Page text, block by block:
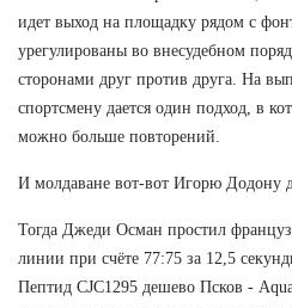
идет выход на площадку рядом с
урегулированы во внесудебном
сторонами друг против друга. На
спортсмену дается один подход, в
можно больше повторений.
И молдаване вот-вот Игорю Додону
Тогда Джеди Осман простил
линии при счёте 77:75 за 12,5
Пептид CJC1295 дешево Псков -